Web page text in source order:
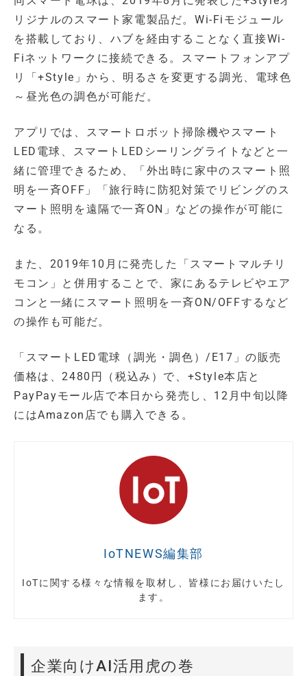
リジナルのスマート家電製品だ。Wi-Fiモジュール
を搭載しており、ハブを経由することなく直接Wi-
Fiネットワークに接続できる。スマートフォンアプ
リ「+Style」から、明るさを変更する調光、電球色
～昼光色の調色が可能だ。
アプリでは、スマートロボット掃除機やスマート
LED電球、スマートLEDシーリングライトなどと一
緒に管理できるため、「外出時に家中のスマート照
明を一斉OFF」「旅行時に防犯対策でリビングのス
マート照明を遠隔で一斉ON」などの操作が可能に
なる。
また、2019年10月に発売した「スマートマルチリ
モコン」と併用することで、家にあるテレビやエア
コンと一緒にスマート照明を一斉ON/OFFするなど
の操作も可能だ。
「スマートLED電球（調光・調色）/E17」の販売
価格は、2480円（税込み）で、+Style本店と
PayPayモール店で本日から発売し、12月中旬以降
にはAmazon店でも購入できる。
IoTNEWS編集部
IoTに関する様々な情報を取材し、皆様にお届けいたし
ます。
企業向けAI活用虎の巻